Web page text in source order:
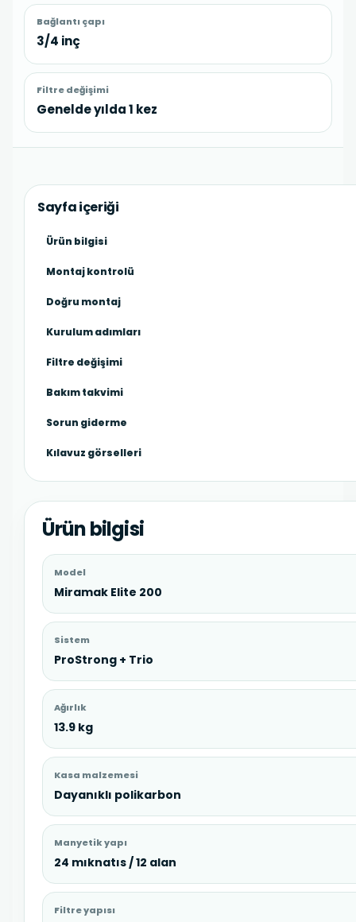
Bağlantı çapı
3/4 inç
Filtre değişimi
Genelde yılda 1 kez
Sayfa içeriği
Ürün bilgisi
Montaj kontrolü
Doğru montaj
Kurulum adımları
Filtre değişimi
Bakım takvimi
Sorun giderme
Kılavuz görselleri
Ürün bilgisi
Model
Miramak Elite 200
Sistem
ProStrong + Trio
Ağırlık
13.9 kg
Kasa malzemesi
Dayanıklı polikarbon
Manyetik yapı
24 mıknatıs / 12 alan
Filtre yapısı